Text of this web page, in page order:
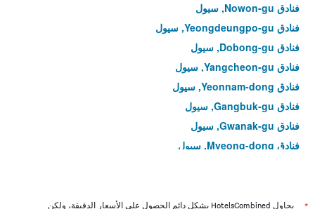
فنادق Nowon-gu, سيول
فنادق Yeongdeungpo-gu, سيول
فنادق Dobong-gu, سيول
فنادق Yangcheon-gu, سيول
فنادق Yeonnam-dong, سيول
فنادق Gangbuk-gu, سيول
فنادق Gwanak-gu, سيول
فنادق Myeong-dong, سيول
فنادق Bangi-dong, سيول
يحاول HotelsCombined بشكل دائم الحصول على الأسعار الدقيقة، ولكن